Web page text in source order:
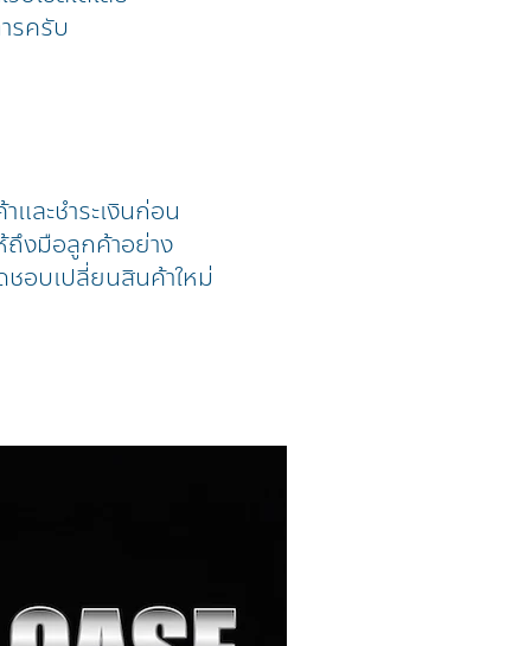
รครับ
ละชำระเงินก่อน
ถึงมือลูกค้าอย่าง
อบเปลี่ยนสินค้าใหม่